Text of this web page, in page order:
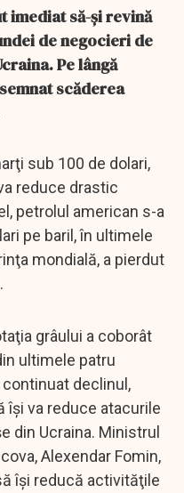
imediat să-şi revină
de negocieri de
Pe lângă
scăderea
sub 100 de dolari,
reduce drastic
petrolul american s-a
pe baril, în ultimele
mondială, a pierdut
grâului a coborât
ultimele patru
declinul,
îşi va reduce atacurile
din Ucraina. Ministrul
Alexendar Fomin,
îşi reducă activităţile